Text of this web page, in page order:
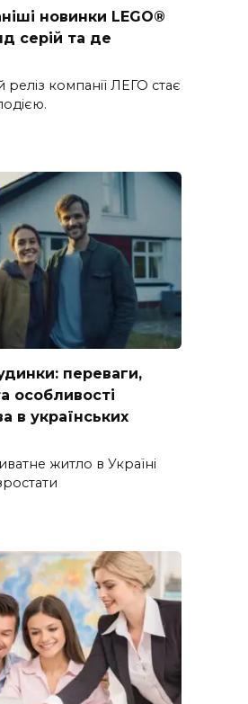
новинки LEGO®
серій та де
компанії ЛЕГО стає
переваги,
особливості
в українських
житло в Україні